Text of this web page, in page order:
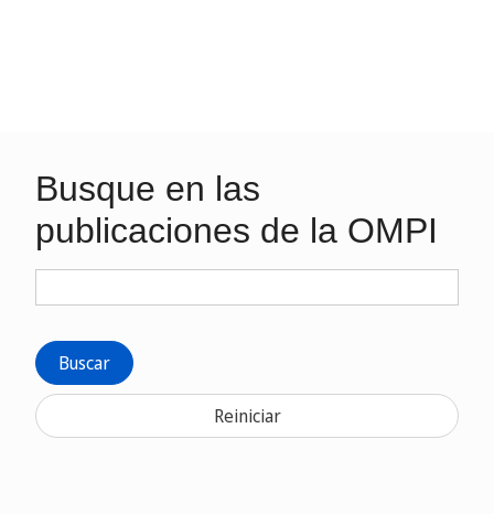
Busque en las
publicaciones de la OMPI
Buscar
Reiniciar